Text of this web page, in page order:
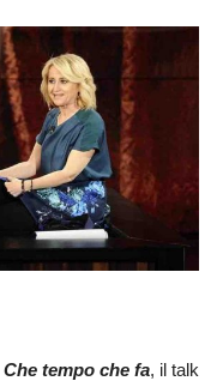
Che tempo che fa, il talk